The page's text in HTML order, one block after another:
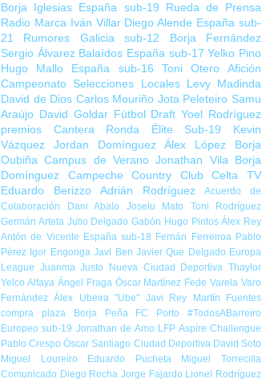
Borja Iglesias
España sub-19
Rueda de Prensa
Radio Marca
Iván Villar Diego Alende España sub-
21
Rumores Galicia sub-12
Borja Fernández
Sergio Álvarez Balaídos España sub-17 Yelko Pino
Hugo Mallo
España sub-16 Toni Otero
Afición
Campeonato Selecciones Locales
Levy Madinda
David de Dios Carlos Mouriño Jota Peleteiro Samu
Araújo David Goldar Fútbol Draft Yoel Rodríguez
premios Cantera
Ronda Élite Sub-19
Kevin
Vázquez
Jordan Domínguez Álex López
Borja
Oubiña Campus de Verano Jonathan Vila
Borja
Domínguez
Campeche Country Club
Celta TV
Eduardo Berizzo
Adrián Rodríguez
Acuerdo de
Colaboración
Dani Abalo Joselu Mato
Toni Rodríguez
Germán Arteta Julio Delgado Gabón Hugo Pintos Álex Rey
Antón de Vicente España sub-18 Fernán Ferreiroa Pablo
Pérez Igor Engonga Javi Ben Javier Que Delgado Europa
League Juanma Justo Nueva Ciudad Deportiva Thaylor
Yelco Alfaya Ángel Fraga Óscar Martínez Fede Varela Varo
Fernández Álex Ubeira "Ube" Javi Rey
Martín Fuentes
compra plaza
Borja Peña FC Porto
#TodosABarreiro
Europeo sub-19 Jonathan de Amo LFP Aspire Challengue
Pablo Crespo Óscar Santiago Ciudad Deportiva David Soto
Miguel Loureiro
Eduardo Pucheta
Miguel Torrecilla
Comunicado Diego Rocha Jorge Fajardo Lionel Rodríguez